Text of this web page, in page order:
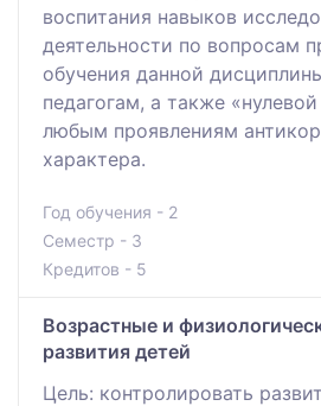
воспитания навыков
деятельности по вопросам
обучения данной
педагогам, а также
любым проявлениям
характера.
Год обучения - 2
Семестр - 3
Кредитов - 5
Возрастные и
развития детей
Цель: контролировать